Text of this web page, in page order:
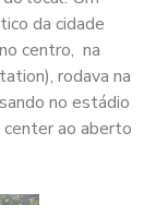
da cidade
centro, na
rodava na
no estádio
center ao aberto